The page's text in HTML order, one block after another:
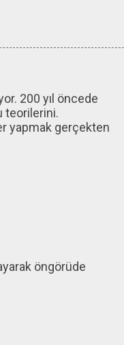
200 yıl öncede
teorilerini.
yapmak gerçekten
öngörüde